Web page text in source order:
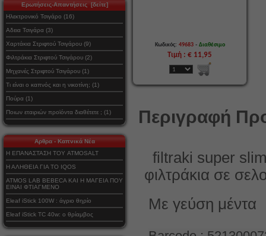
Ερωτήσεις-Απαντήσεις [δείτε]
Ηλεκτρονικό Τσιγάρο (16)
Αδεια Τσιγάρα (3)
Χαρτάκια Στριφτού Τσιγάρου (9)
Φιλτράκια Στριφτού Τσιγάρου (2)
Μηχανές Στριφτού Τσιγάρου (1)
Τι είναι ο καπνός και η νικοτίνη; (1)
Πούρα (1)
Ποιων εταιριών προϊόντα διαθέτετε ; (1)
Αρθρα - Καπνικά Νέα
Η ΕΠΑΝΑΣΤΑΣΗ ΤΟΥ ATMOSALT
Η ΑΛΗΘΕΙΑ ΓΙΑ ΤΟ IQOS
ATMOS LAB BEBECA ΚΑΙ Η ΜΑΓΕΙΑ ΠΟΥ
ΕΙΝΑΙ ΦΤΙΑΓΜΕΝΟ
Eleaf iStick 100W : άγριο θηρίο
Eleaf iStick TC 40w: ο θρίαμβος
Κωδικός: 49683- Διαθέσιμο
Τιμή : € 11,95
Περιγραφή
filtraki super
φιλτράκια σε
Με γεύση μέντα